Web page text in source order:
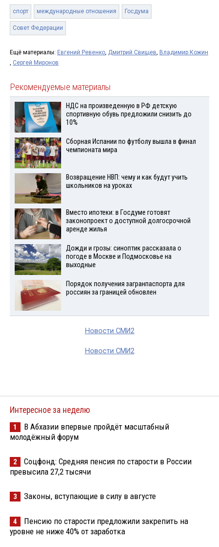
спорт международные отношения Госдума
Совет Федерации
Ещё материалы: Евгений Ревенко, Дмитрий Свищев, Владимир Кожин
, Сергей Миронов
Рекомендуемые материалы
НДС на произведенную в РФ детскую
спортивную обувь предложили снизить до
10%
Сборная Испании по футболу вышла в финал
чемпионата мира
Возвращение НВП: чему и как будут учить
школьников на уроках
Вместо ипотеки: в Госдуме готовят
законопроект о доступной долгосрочной
аренде жилья
Дожди и грозы: синоптик рассказала о
погоде в Москве и Подмосковье на
выходные
Порядок получения загранпаспорта для
россиян за границей обновлен
Новости СМИ2
Новости СМИ2
Интересное за неделю
1
В Абхазии впервые пройдёт масштабный
молодёжный форум
2
Соцфонд: Средняя пенсия по старости в России
превысила 27,2 тысячи
3 Законы, вступающие в силу в августе
4
Пенсию по старости предложили закрепить на
уровне не ниже 40% от заработка